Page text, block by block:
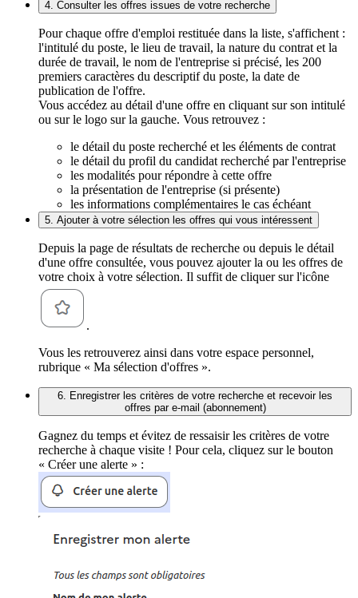
4. Consulter les offres issues de votre recherche
Pour chaque offre d'emploi restituée dans la liste, s'affichent :
l'intitulé du poste, le lieu de travail, la nature du contrat et la
durée de travail, le nom de l'entreprise si précisé, les 200
premiers caractères du descriptif du poste, la date de
publication de l'offre.
Vous accédez au détail d'une offre en cliquant sur son intitulé
ou sur le logo sur la gauche. Vous retrouvez :
le détail du poste recherché et les éléments de contrat
le détail du profil du candidat recherché par l'entreprise
les modalités pour répondre à cette offre
la présentation de l'entreprise (si présente)
les informations complémentaires le cas échéant
5. Ajouter à votre sélection les offres qui vous intéressent
Depuis la page de résultats de recherche ou depuis le détail
d'une offre consultée, vous pouvez ajouter la ou les offres de
votre choix à votre sélection. Il suffit de cliquer sur l'icône
.
Vous les retrouverez ainsi dans votre espace personnel,
rubrique « Ma sélection d'offres ».
6. Enregistrer les critères de votre recherche et recevoir les
offres par e-mail (abonnement)
Gagnez du temps et évitez de ressaisir les critères de votre
recherche à chaque visite ! Pour cela, cliquez sur le bouton
« Créer une alerte » :